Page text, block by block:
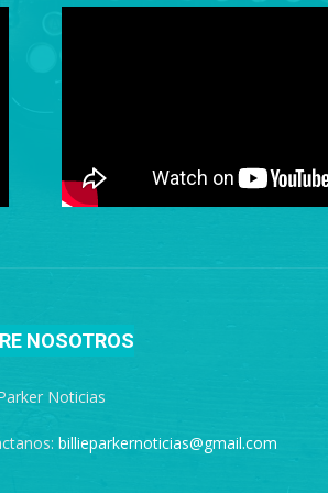
NOSOTROS
Noticias
billieparkernoticias@gmail.com